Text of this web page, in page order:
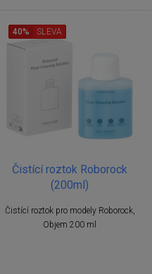
Čistící roztok Roborock
(200ml)
Čistící roztok pro modely Roborock,
Objem 200 ml
40% SLEVA